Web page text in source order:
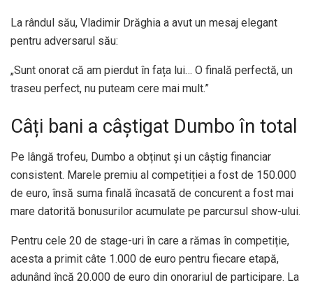
La rândul său, Vladimir Drăghia a avut un mesaj elegant
pentru adversarul său:
„Sunt onorat că am pierdut în fața lui… O finală perfectă, un
traseu perfect, nu puteam cere mai mult.”
Câți bani a câștigat Dumbo în total
Pe lângă trofeu, Dumbo a obținut și un câștig financiar
consistent. Marele premiu al competiției a fost de 150.000
de euro, însă suma finală încasată de concurent a fost mai
mare datorită bonusurilor acumulate pe parcursul show-ului.
Pentru cele 20 de stage-uri în care a rămas în competiție,
acesta a primit câte 1.000 de euro pentru fiecare etapă,
adunând încă 20.000 de euro din onorariul de participare. La